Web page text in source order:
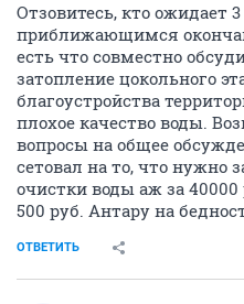
Отзовитесь, кто ожидает
приближающимся
есть что совместно
затопление цокольного
благоустройства
плохое качество воды.
вопросы на общее
сетовал на то, что нужно
очистки воды аж за
500 руб. Антару на
ОТВЕТИТЬ